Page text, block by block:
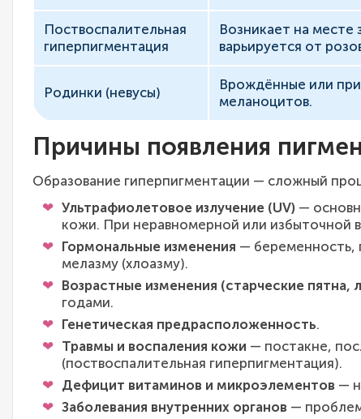
Поствоспалительная
гиперпигментация
Возникает на месте
варьируется от
Родинки (невусы)
Врождённые или
меланоцитов.
Причины появления
Образование гиперпигментации — сложный
Ультрафиолетовое излучение (UV) —
кожи. При неравномерной или избыточной
Гормональные изменения — беременность,
мелазму (хлоазму).
Возрастные изменения (старческие пятна,
годами.
Генетическая предрасположенность.
Травмы и воспаления кожи — постакне,
(поствоспалительная гиперпигментация).
Дефицит витаминов и микроэлементов —
Заболевания внутренних органов —